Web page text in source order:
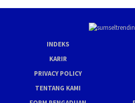
INDEKS
KARIR
PRIVACY POLICY
TENTANG KAMI